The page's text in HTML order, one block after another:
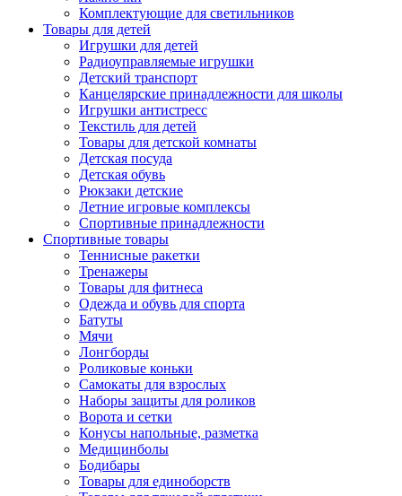
Комплектующие для светильников
Товары для детей
Игрушки для детей
Радиоуправляемые игрушки
Детский транспорт
Канцелярские принадлежности для школы
Игрушки антистресс
Текстиль для детей
Товары для детской комнаты
Детская посуда
Детская обувь
Рюкзаки детские
Летние игровые комплексы
Спортивные принадлежности
Спортивные товары
Теннисные ракетки
Тренажеры
Товары для фитнеса
Одежда и обувь для спорта
Батуты
Мячи
Лонгборды
Роликовые коньки
Самокаты для взрослых
Наборы защиты для роликов
Ворота и сетки
Конусы напольные, разметка
Медицинболы
Бодибары
Товары для единоборств